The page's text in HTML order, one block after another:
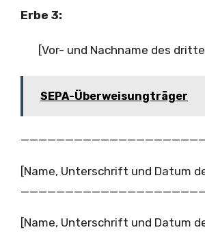
Erbe 3:
[Vor- und Nachname des
SEPA-Überweisungträger
[Name, Unterschrift und Datum
[Name, Unterschrift und Datum